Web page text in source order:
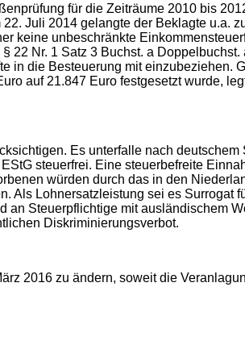
für die Zeiträume 2010 bis
Juli 2014 gelangte der Beklagte u.a.
keine unbeschränkte
22 Nr. 1 Satz 3 Buchst. a Doppelbuchst.
in die Besteuerung mit einzubeziehen.
auf 21.847 Euro festgesetzt wurde,
Es unterfalle nach deutschem
steuerfrei. Eine steuerbefreite
würden durch das in den
Als Lohnersatzleistung sei es Surrogat
an Steuerpflichtige mit ausländischem
Diskriminierungsverbot.
2016 zu ändern, soweit die